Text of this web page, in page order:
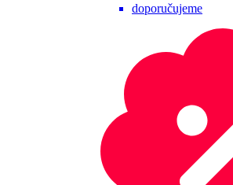
doporučujeme